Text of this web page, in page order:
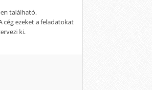
található.
cég ezeket a feladatokat
ki.